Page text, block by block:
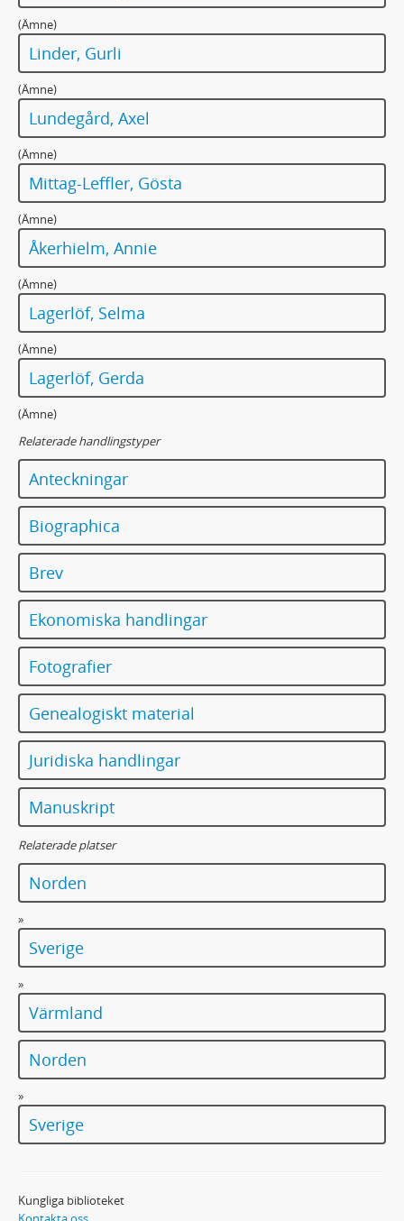
332 - KORREKTUR
333 - TRYCK
335 - DIVERSE HANDLINGAR
336 - FOTOGRAFIER
338 - NILS AFZELIUS LAGERLÖFMATERIAL
339 - VALBORG OLANDERS LAGERLÖFMATERIAL
341 - SOPHIE ELKANS ANTECKNINGAR
(Ämne)
Linder, Gurli
(Ämne)
Lundegård, Axel
(Ämne)
Mittag-Leffler, Gösta
(Ämne)
Åkerhielm, Annie
(Ämne)
Lagerlöf, Selma
(Ämne)
Lagerlöf, Gerda
(Ämne)
Relaterade handlingstyper
Anteckningar
Biographica
Brev
Ekonomiska handlingar
Fotografier
Genealogiskt material
Juridiska handlingar
Manuskript
Relaterade platser
Norden
»
Sverige
»
Värmland
Norden
»
Sverige
Kungliga biblioteket